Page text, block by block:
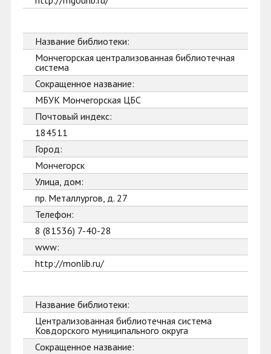
Название библиотеки:
Мончегорская централизованная библиотечная
система
Сокращенное название:
МБУК Мончегорская ЦБС
Почтовый индекс:
184511
Город:
Мончегорск
Улица, дом:
пр. Металлургов, д. 27
Телефон:
8 (81536) 7-40-28
www:
http://monlib.ru/
Название библиотеки:
Централизованная библиотечная система
Ковдорского муниципального округа
Сокращенное название: